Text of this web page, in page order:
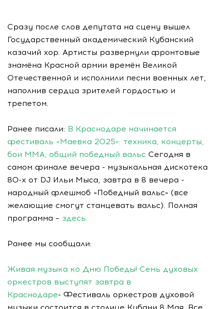
Сразу после слов депутата на сцену вышел
Государственный академический Кубанский
казачий хор. Артисты развернули фронтовые
знамёна Красной армии времён Великой
Отечественной и исполнили песни военных лет,
наполнив сердца зрителей гордостью и
трепетом.
Ранее писали: В Краснодаре начинается
фестиваль «Маевка 2025»: техника, концерты,
бои ММА, общий победный вальс Сегодня в
самом финале вечера - музыкальная дискотека
80-х от DJ Ильи Мыса, завтра в 8 вечера -
народный флешмоб «Победный вальс» (все
желающие смогут станцевать вальс). Полная
программа – здесь.
Ранее мы сообщали:
Живая музыка ко Дню Победы! Семь духовых
оркестров выступят завтра в
Краснодаре- Фестиваль оркестров духовой